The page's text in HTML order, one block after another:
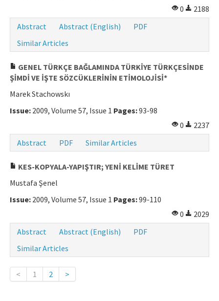
0
2188
Abstract
Abstract (English)
PDF
Similar Articles
GENEL TÜRKÇE BAĞLAMINDA TÜRKİYE TÜRKÇESİNDE
ŞİMDİ VE İŞTE SÖZCÜKLERİNİN ETİMOLOJİSİ*
Marek Stachowskı
Issue: 2009, Volume 57, Issue 1 Pages:93-98
0
2237
Abstract
PDF Similar Articles
KES-KOPYALA-YAPIŞTIR; YENİ KELİME TÜRET
Mustafa Şenel
Issue: 2009, Volume 57, Issue 1 Pages:99-110
0
2029
Abstract
Abstract (English)
PDF
Similar Articles
< 1 2 >